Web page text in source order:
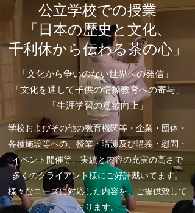
公立学校での授業
「日本の歴史と文化、
千利休から伝わる茶の心」
「文化から争いのない世界への発信」
「文化を通して子供の情操教育への寄与」
「生涯学習の意欲向上」
学校およびその他の教育機関等・企業・団体・
各種施設等ヘの、授業・講演及び講義・慰問・
イベント開催等、実績と内容の充実の高さで
多くのクライアント様にご好評戴いてます。
様々なニーズに対応した内容を、ご提供致して
おります。